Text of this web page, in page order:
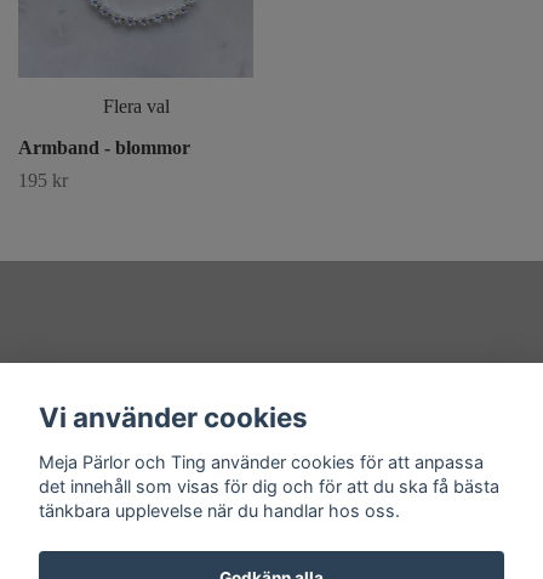
Flera val
Armband - blommor
195 kr
Sociala medier
Vi använder cookies
Meja Pärlor och Ting använder cookies för att anpassa
det innehåll som visas för dig och för att du ska få bästa
tänkbara upplevelse när du handlar hos oss.